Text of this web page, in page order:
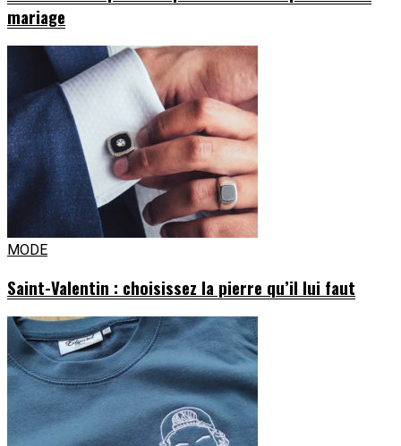
mariage
MODE
Saint-Valentin : choisissez la pierre qu’il lui faut